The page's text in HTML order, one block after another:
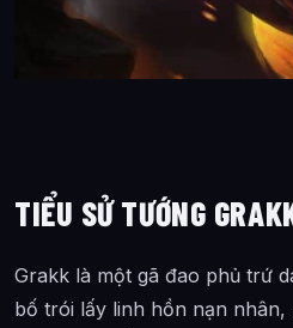
TIỂU SỬ TƯỚNG
Grakk là một gã đao phủ trứ
bố trói lấy linh hồn nạn nhân,